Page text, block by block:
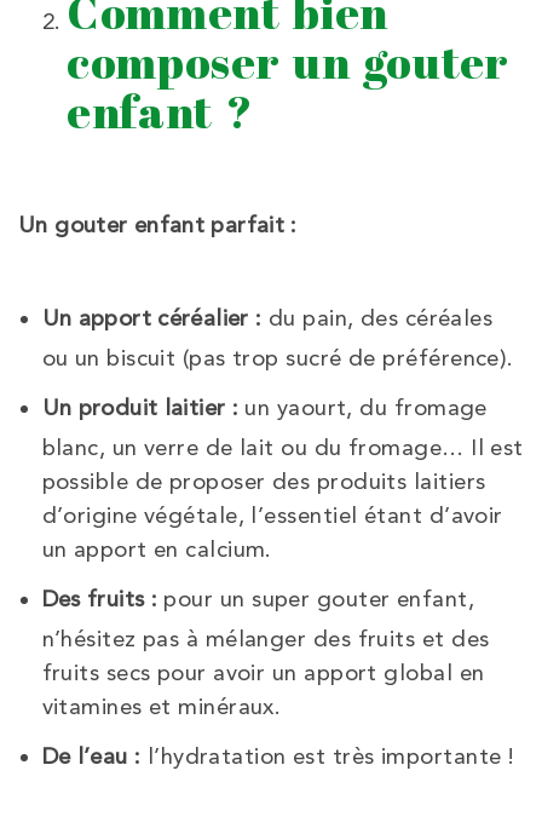
composer un gouter
enfant ?
Un gouter enfant parfait :
Un apport céréalier : du pain, des céréales
ou un biscuit (pas trop sucré de préférence).
Un produit laitier : un yaourt, du fromage
blanc, un verre de lait ou du fromage… Il est
possible de proposer des produits laitiers
d’origine végétale, l’essentiel étant d’avoir
un apport en calcium.
Des fruits : pour un super gouter enfant,
n’hésitez pas à mélanger des fruits et des
fruits secs pour avoir un apport global en
vitamines et minéraux.
De l’eau : l’hydratation est très importante !